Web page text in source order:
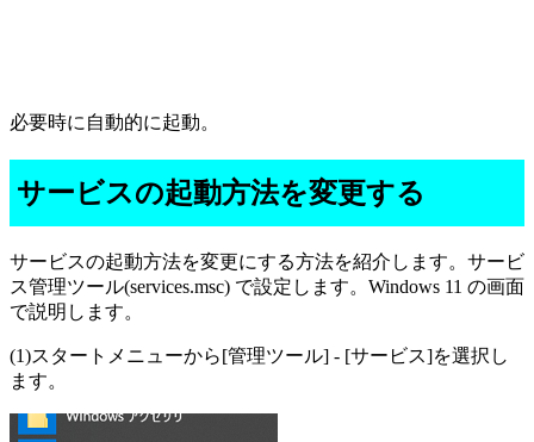
必要時に自動的に起動。
サービスの起動方法を変更する
サービスの起動方法を変更にする方法を紹介します。サービ
ス管理ツール(services.msc) で設定します。Windows 11 の画面
で説明します。
(1)スタートメニューから[管理ツール] - [サービス]を選択し
ます。